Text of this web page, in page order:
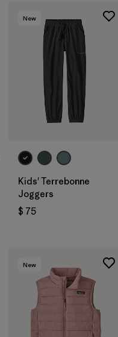
New
Kids' Terrebonne
Joggers
$ 75
New